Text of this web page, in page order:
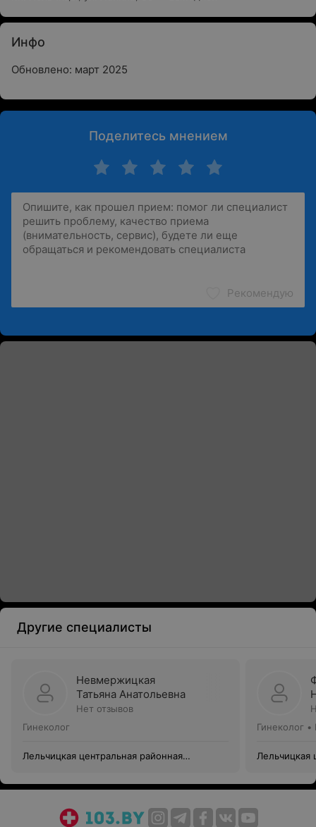
Инфо
Обновлено: март 2025
Поделитесь мнением
Рекомендую
Другие специалисты
Невмержицкая
Татьяна Анатольевна
Нет отзывов
Гинеколог
Лельчицкая центральная районная
Гинеколог
Лельчицкая